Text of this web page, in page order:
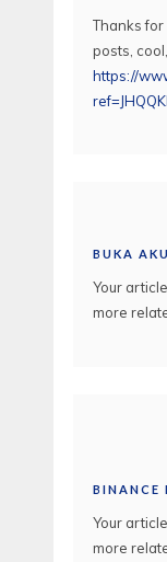
Thanks
posts,
https://
BUKA
Your
more
Your
more